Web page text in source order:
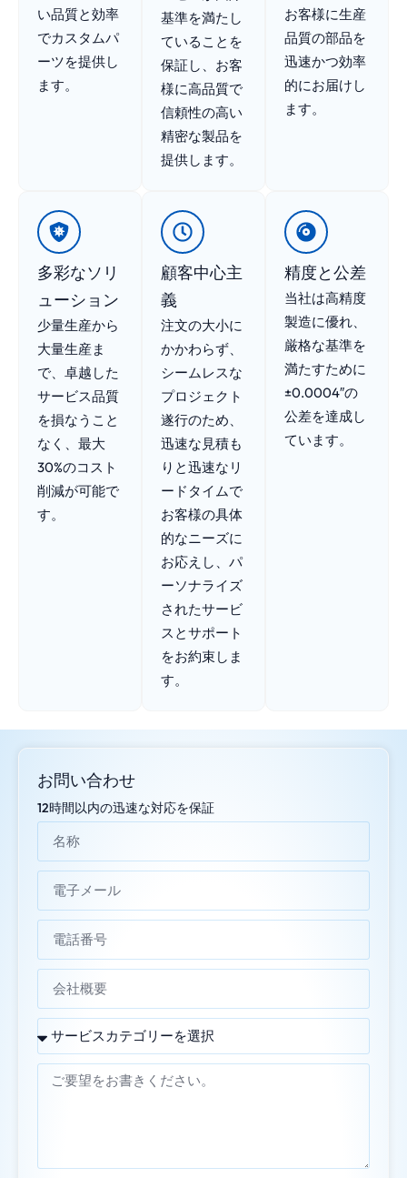
い品質と効率
でカスタムパ
ーツを提供し
ます。
基準を満たし
ていることを
保証し、お客
様に高品質で
信頼性の高い
精密な製品を
提供します。
お客様に生産
品質の部品を
迅速かつ効率
的にお届けし
ます。
多彩なソリ
ューション
少量生産から
大量生産ま
で、卓越した
サービス品質
を損なうこと
なく、最大
30%のコスト
削減が可能で
す。
顧客中心主
義
注文の大小に
かかわらず、
シームレスな
プロジェクト
遂行のため、
迅速な見積も
りと迅速なリ
ードタイムで
お客様の具体
的なニーズに
お応えし、パ
ーソナライズ
されたサービ
スとサポート
をお約束しま
す。
精度と公差
当社は高精度
製造に優れ、
厳格な基準を
満たすために
±0.0004″の
公差を達成し
ています。
お問い合わせ
12時間以内の迅速な対応を保証